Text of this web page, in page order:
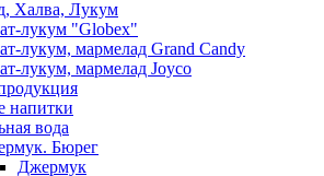
Халва, Лукум
лукум "Globex"
лукум, мармелад Grand Candy
лукум, мармелад Joyco
напитки
вода
Бюрег
Джермук